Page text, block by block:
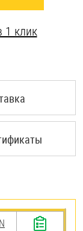
1 клик